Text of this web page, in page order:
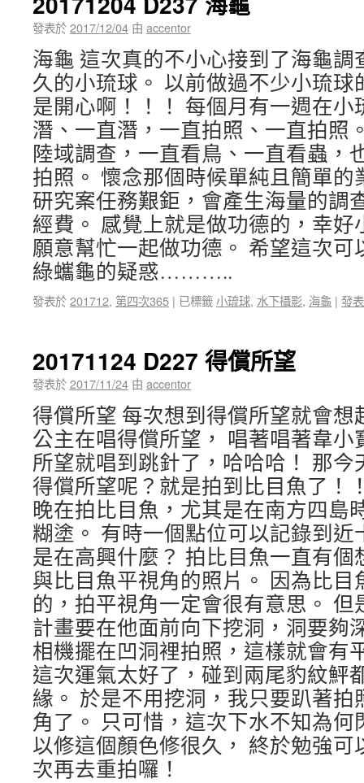
發表於2017/12/04 由 accentor
海龜 這次真的不小心接到了海龜
久的小琉球。 以前做過不少小琉
是開心啊！！！ 每個月有一週在
潛、一直潛，一直拍照、一直拍照
陸域調查，一直看鳥、一直看蟲，
拍照。 懷念那個時候單純且簡單的
研究案任務艱鉅，會產生海量的調
經費。 感覺上就是做功德的，幸
願意幫忙一起做功德。 希望這次
綠蠵龜的疑惑………..
發表於201712, 第四次365 | 已標籤小琉球, 水下攝影, 海龜 | 發
20171124 D227 得償所望
發表於2017/11/24 由 accentor
得償所望 每次想到得償所望就會
公主在唱得償所望， 唱著唱著韋
所望就唱到跳針了，哈哈哈！ 那
得償所望呢？就是拍到比目魚了！
晚在拍比目魚，尤其是在南方四島
糊塗。 有時一個點位可以記錄到
是在高興什麼？ 拍比目魚一直有
與比目魚平視角的照片。 因為比
的，拍平視角一定會很有意思。
計畫要在他面前向下挖洞，洞要夠
相機擺在凹洞裡拍照，這樣就會有
這次運氣太好了，碰到兩尾豹紋鮃
緣。 於是不用挖洞，我只要趴著
角了。 只可惜，這次下水不知為
以修這個顏色修很久， 終於勉
次再去重拍囉！